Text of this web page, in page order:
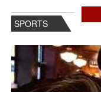
SPORTS